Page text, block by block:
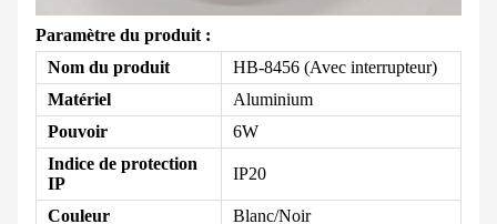
Paramètre du produit :
Nom du produit
HB-8456 (Avec interrupteur)
Matériel
Aluminium
Pouvoir
6W
Indice de protection
IP
IP20
Couleur Blanc/Noir